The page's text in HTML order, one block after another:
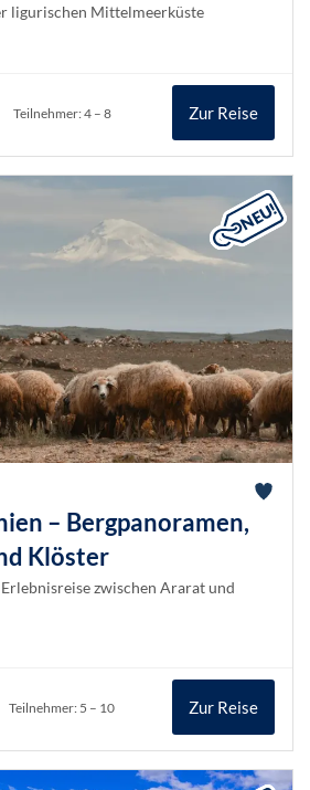
ligurischen Mittelmeerküste
Teilnehmer: 4 – 8 Zur Reise
– Bergpanoramen,
Klöster
zwischen Ararat und
Teilnehmer: 5 – 10 Zur Reise